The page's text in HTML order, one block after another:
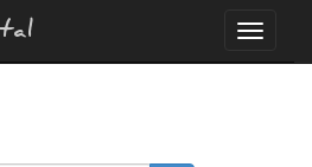
Menu